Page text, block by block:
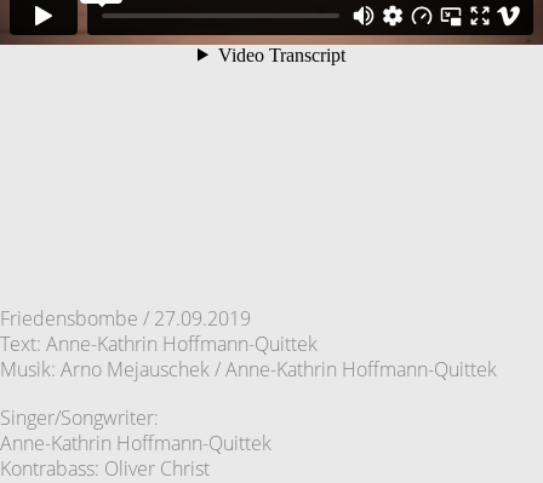
Friedensbombe / 27.09.2019
Text: Anne-Kathrin Hoffmann-Quittek
Musik: Arno Mejauschek / Anne-Kathrin Hoffmann-Quittek
Singer/Songwriter:
Anne-Kathrin Hoffmann-Quittek
Kontrabass: Oliver Christ